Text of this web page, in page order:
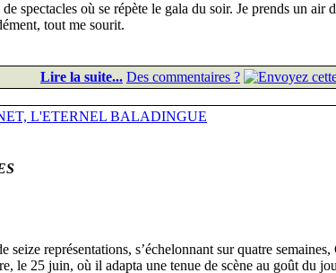
spectacles où se répète le gala du soir. Je prends un air
tout me sourit.
Lire la suite... Des commentaires ?
L'ETERNEL BALADINGUE
représentations, s’échelonnant sur quatre
le 25 juin, où il adapta une tenue de scène au goût du